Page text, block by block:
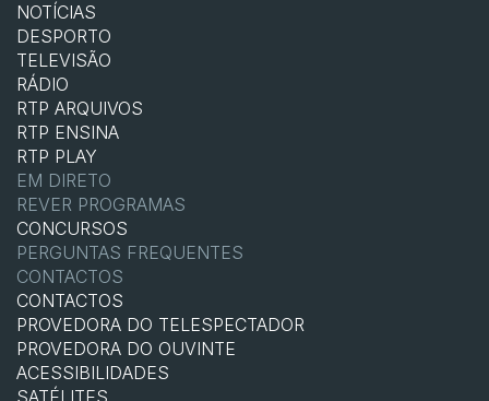
NOTÍCIAS
DESPORTO
TELEVISÃO
RÁDIO
RTP ARQUIVOS
RTP ENSINA
RTP PLAY
EM DIRETO
REVER PROGRAMAS
CONCURSOS
PERGUNTAS FREQUENTES
CONTACTOS
CONTACTOS
PROVEDORA DO TELESPECTADOR
PROVEDORA DO OUVINTE
ACESSIBILIDADES